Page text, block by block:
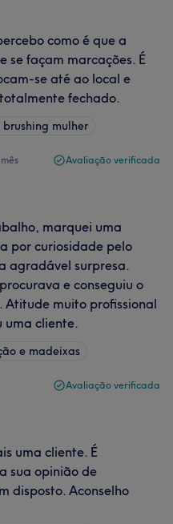
como é que a
façam marcações. É
se até ao local e
fechado.
brushing mulher
Avaliação verificada
marquei uma
por curiosidade pelo
agradável surpresa.
e conseguiu o
muito profissional
uma cliente.
e madeixas
Avaliação verificada
uma cliente. É
sua opinião de
disposto. Aconselho